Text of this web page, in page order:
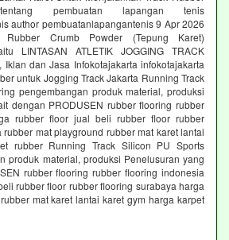
pembuatan lapangan tenis
author pembuatanlapangantenis 9 Apr 2026
Crumb Powder (Tepung Karet)
LINTASAN ATLETIK JOGGING TRACK
Iklan dan Jasa Infokotajakarta infokotajakarta
untuk Jogging Track Jakarta Running Track
pengembangan produk material, produksi
dengan PRODUSEN rubber flooring rubber
rubber floor jual beli rubber floor rubber
mat playground rubber mat karet lantai
rubber Running Track Silicon PU Sports
produk material, produksi Penelusuran yang
rubber flooring rubber flooring indonesia
rubber floor rubber flooring surabaya harga
mat karet lantai karet gym harga karpet